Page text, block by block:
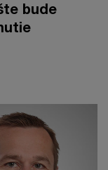
bude